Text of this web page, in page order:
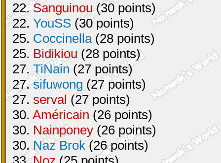
22.Sanguinou(30 points)
22. YouSS (30 points)
25. Coccinella(28 points)
25. Bidikiou (28 points)
27. TiNain (27 points)
27.sifuwong (27 points)
27. serval (27 points)
30. Américain (26 points)
30. Nainponey (26 points)
30.Naz Brok (26 points)